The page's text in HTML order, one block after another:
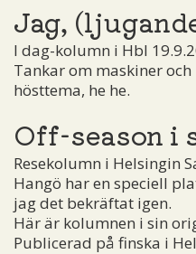
Jag,
I dag-kolumn i Hbl
Tankar om maskiner
hösttema, he he.
Off-season i
Resekolumn i Helsingin
Hangö har en speciell
jag det bekräftat igen.
Här är kolumnen i sin
Publicerad på finska i